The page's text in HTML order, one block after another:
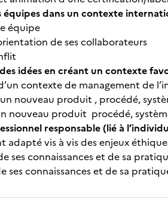
équipes dans un contexte
équipe
de ses collaborateurs
idées en créant un contexte
contexte de management de
nouveau produit , procédé,
nouveau produit procédé,
responsable (lié à
adapté vis à vis des enjeux
ses connaissances et de sa
ses connaissances et de sa